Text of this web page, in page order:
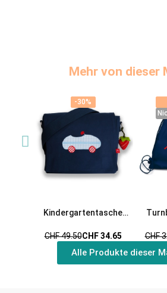
Mehr von dieser
-30%
-30%
Kindergartentasche
fraise rouge
CHF 49.50CHF 34.65 CHF
Alle Produkte dieser